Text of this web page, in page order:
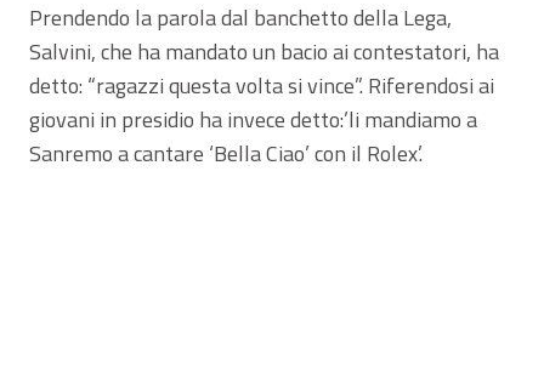
Prendendo la parola dal banchetto della Lega,
Salvini, che ha mandato un bacio ai contestatori, ha
detto: “ragazzi questa volta si vince”. Riferendosi ai
giovani in presidio ha invece detto:’li mandiamo a
Sanremo a cantare ‘Bella Ciao’ con il Rolex’.